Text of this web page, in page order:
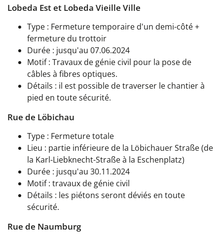
Lobeda Est et Lobeda Vieille Ville
Type : Fermeture temporaire d'un demi-côté +
fermeture du trottoir
Durée : jusqu'au 07.06.2024
Motif : Travaux de génie civil pour la pose de
câbles à fibres optiques.
Détails : il est possible de traverser le chantier à
pied en toute sécurité.
Rue de Löbichau
Type : Fermeture totale
Lieu : partie inférieure de la Löbichauer Straße (de
la Karl-Liebknecht-Straße à la Eschenplatz)
Durée : jusqu'au 30.11.2024
Motif : travaux de génie civil
Détails : les piétons seront déviés en toute
sécurité.
Rue de Naumburg